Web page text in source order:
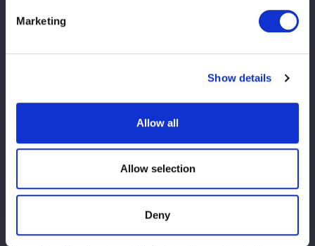
Marketing
Show details
Allow all
Allow selection
Deny
子）のベルトを防衛して、ロンドンから今日、日本に帰ってきた
よ。ウチの蘭奈とシングルマッチをしてくれて本当にありがと
こんなだったからからさ。その割りには、かな」
イトルマッチよろしくお願いします」
朱里が握手を求めるも、Ｓａｒｅｅｅは応じずにマイク。
Ｓａｒｅｅｅ「朱里、またこれでさ、約束破られたら本当にどう
してやろうかと日々考えてたんですけど…」
朱里「待って待って待って、約束、破ってないよ」
Ｓａｒｅｅｅ「いや、1回破ったよね？ 私との約束」
朱里「えっ、破ってないじゃん。待って、モニターで出て来て一